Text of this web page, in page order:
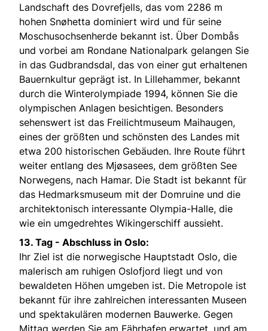
Landschaft des Dovrefjells, das vom 2286 m
hohen Snøhetta dominiert wird und für seine
Moschusochsenherde bekannt ist. Über Dombås
und vorbei am Rondane Nationalpark gelangen Sie
in das Gudbrandsdal, das von einer gut erhaltenen
Bauernkultur geprägt ist. In Lillehammer, bekannt
durch die Winterolympiade 1994, können Sie die
olympischen Anlagen besichtigen. Besonders
sehenswert ist das Freilichtmuseum Maihaugen,
eines der größten und schönsten des Landes mit
etwa 200 historischen Gebäuden. Ihre Route führt
weiter entlang des Mjøsasees, dem größten See
Norwegens, nach Hamar. Die Stadt ist bekannt für
das Hedmarksmuseum mit der Domruine und die
architektonisch interessante Olympia-Halle, die
wie ein umgedrehtes Wikingerschiff aussieht.
13. Tag - Abschluss in Oslo:
Ihr Ziel ist die norwegische Hauptstadt Oslo, die
malerisch am ruhigen Oslofjord liegt und von
bewaldeten Höhen umgeben ist. Die Metropole ist
bekannt für ihre zahlreichen interessanten Museen
und spektakulären modernen Bauwerke. Gegen
Mittag werden Sie am Fährhafen erwartet, und am